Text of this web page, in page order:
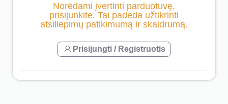
Norėdami įvertinti parduotuvę,
prisijunkite. Tai padeda užtikrinti
atsiliepimų patikimumą ir skaidrumą.
Prisijungti / Registruotis